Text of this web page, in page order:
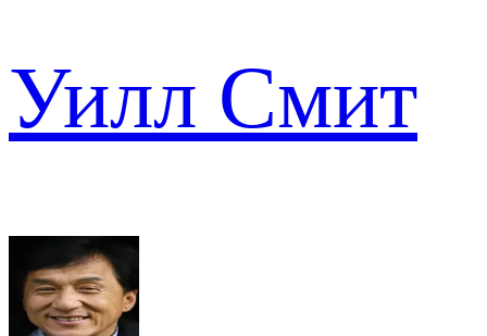
Уилл Смит